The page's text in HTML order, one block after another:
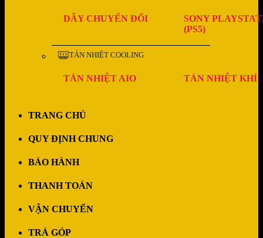
DÂY CHUYỂN ĐỔI
SONY
(PS5)
TẢN NHIỆT COOLING
TẢN NHIỆT AIO TẢN NHIỆT KHÍ
TRANG CHỦ
QUY ĐỊNH CHUNG
BẢO HÀNH
THANH TOÁN
VẬN CHUYỂN
TRẢ GÓP